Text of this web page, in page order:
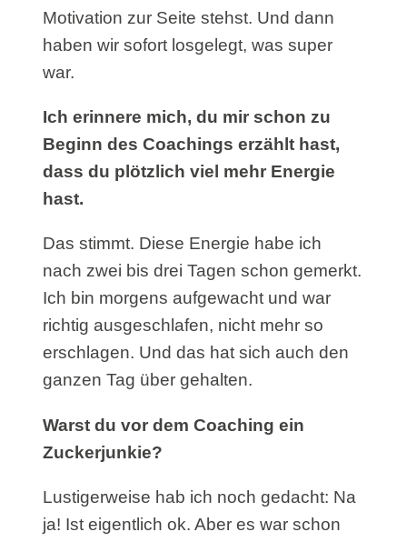
Motivation zur Seite stehst. Und dann
haben wir sofort losgelegt, was super
war.
Ich erinnere mich, du mir schon zu
Beginn des Coachings erzählt hast,
dass du plötzlich viel mehr Energie
hast.
Das stimmt. Diese Energie habe ich
nach zwei bis drei Tagen schon gemerkt.
Ich bin morgens aufgewacht und war
richtig ausgeschlafen, nicht mehr so
erschlagen. Und das hat sich auch den
ganzen Tag über gehalten.
Warst du vor dem Coaching ein
Zuckerjunkie?
Lustigerweise hab ich noch gedacht: Na
ja! Ist eigentlich ok. Aber es war schon